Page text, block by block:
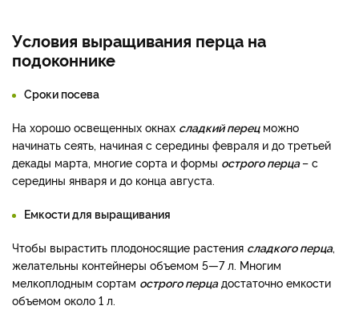
Условия выращивания перца на
подоконнике
Сроки посева
На хорошо освещенных окнах сладкий перецможно
начинать сеять, начиная с середины февраля и до третьей
декады марта, многие сорта и формы острого перца– с
середины января и до конца августа.
Емкости для выращивания
Чтобы вырастить плодоносящие растения сладкого перца,
желательны контейнеры объемом 5—7 л. Многим
мелкоплодным сортам острого перцадостаточно емкости
объемом около 1 л.